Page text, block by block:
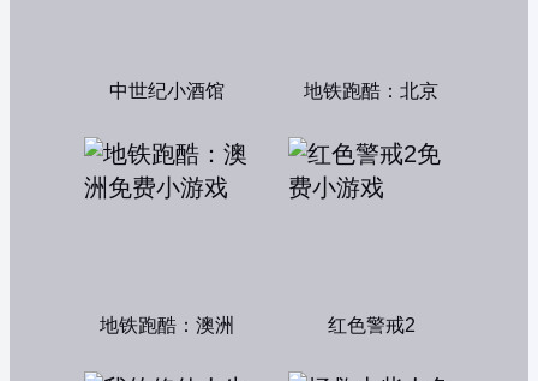
中世纪小酒馆 地铁跑酷：北京
地铁跑酷：澳洲 红色警戒2